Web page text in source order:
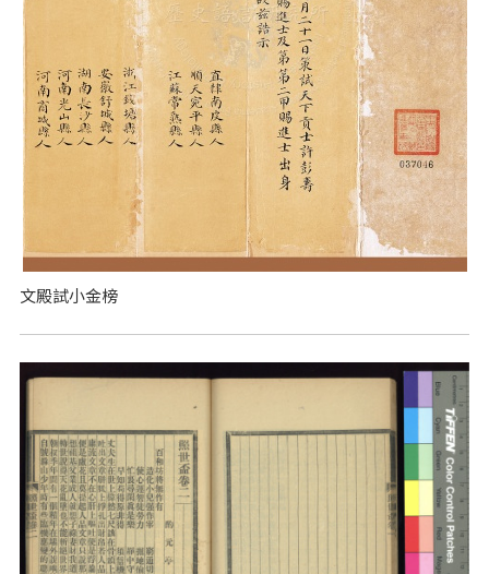
文殿試小金榜